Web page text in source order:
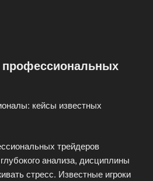
профессиональных
кейсы известных
трейдеров
анализа, дисциплины
стресс. Известные игроки